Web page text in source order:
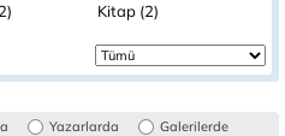
Kitap (2)
Yazarlarda Galerilerde